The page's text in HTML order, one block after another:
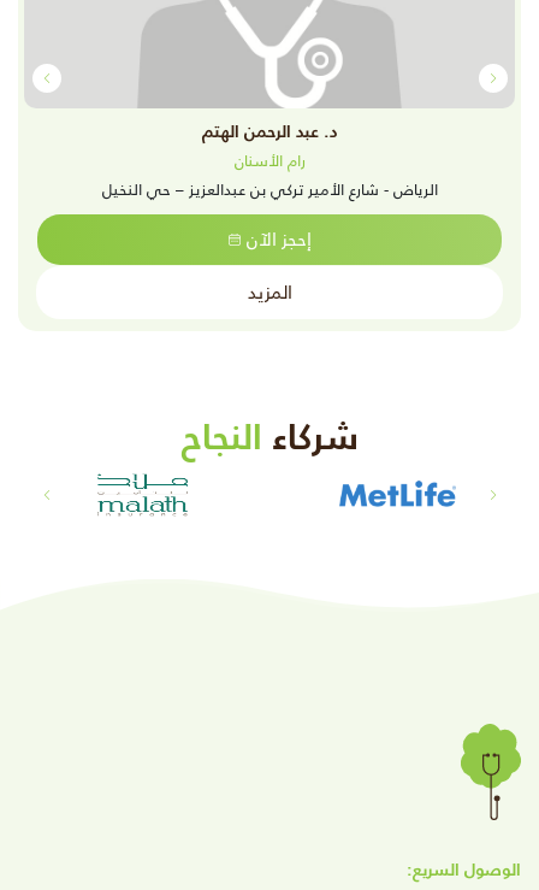
د. عبد الرحمن الهتم
رام الأسنان
الرياض - شارع الأمير تركي بن عبدالعزيز – حي النخيل
إحجز الآن
المزيد
شركاء النجاح
الوصول السريع: